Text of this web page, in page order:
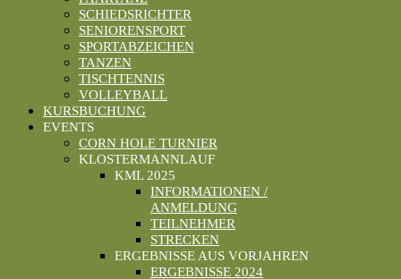
SCHIEDSRICHTER
SENIORENSPORT
SPORTABZEICHEN
TANZEN
TISCHTENNIS
VOLLEYBALL
KURSBUCHUNG
EVENTS
CORN HOLE TURNIER
KLOSTERMANNLAUF
KML 2025
INFORMATIONEN /
ANMELDUNG
TEILNEHMER
STRECKEN
ERGEBNISSE AUS VORJAHREN
ERGEBNISSE 2024